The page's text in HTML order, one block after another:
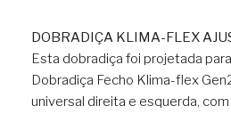
DOBRADIÇA KLIMA-FLEX
Esta dobradiça foi projetada
Dobradiça Fecho Klima-flex
universal direita e esquerda,